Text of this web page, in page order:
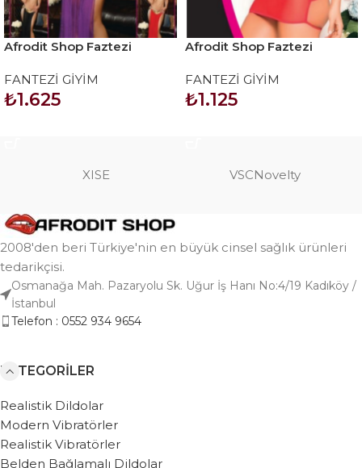
Afrodit Shop Faztezi
FANTEZİ GİYİM
₺1.625
Afrodit Shop Faztezi
FANTEZİ GİYİM
₺1.125
XISE VSCNovelty
2008'den beri Türkiye'nin en büyük cinsel sağlık ürünleri
tedarikçisi.
Osmanağa Mah. Pazaryolu Sk. Uğur İş Hanı No:4/19 Kadıköy /
İstanbul
Telefon : 0552 934 9654
KATEGORILER
Realistik Dildolar
Modern Vibratörler
Realistik Vibratörler
Belden Bağlamalı Dildolar